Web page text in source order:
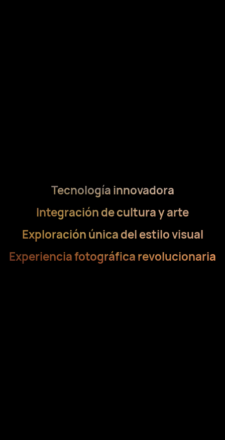
Tecnología innovadora
Integración de cultura y arte
Exploración única del estilo visual
Experiencia fotográfica revolucionaria